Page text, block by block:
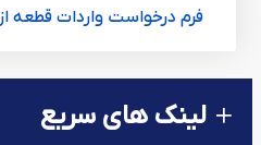
فرم درخواست واردات قطعه از AVNET
لینک های سریع